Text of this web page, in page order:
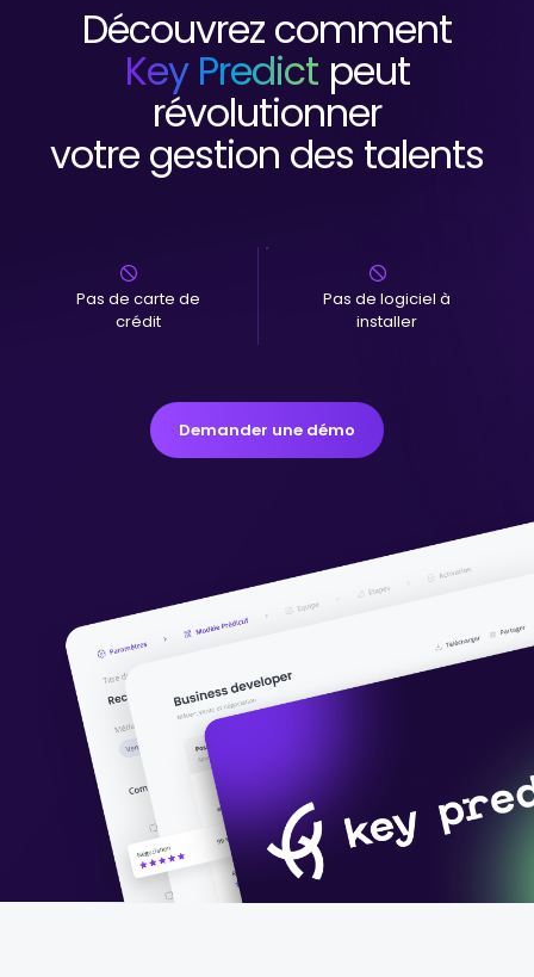
Découvrez comment
Key Predict peut
révolutionner
votre gestion des talents
Pas de carte de
crédit
Pas de logiciel à
installer
Demander une démo